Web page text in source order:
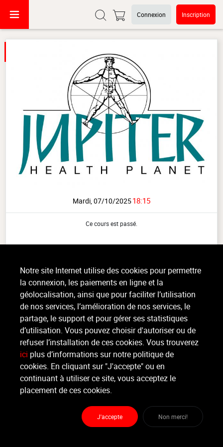
Connexion Inscription
Mardi, 07/10/202518:15
Ce cours est passé.
ABS & BOOTY(45min)
Musculaire, Tout niveau, intérieur
Wil je werken aan dat strakker figuur? Kom maar even kijken en probeer
onze Abs & Booty les waar we ons richten op het versterken van onze
bilspieren en core terwijl we het lichaam slank en (...)
Lire la suite
Organisateur
JUPITER HEALTH PLANET
Moniteur
Jupiter health planet
Notre site Internet utilise des cookies pour permettre
la connexion, les paiements en ligne et la
géolocalisation, ainsi que pour faciliter l’utilisation
de nos services, l’amélioration de nos services, le
partage, le support et pour gérer ses statistiques
d’utilisation. Vous pouvez choisir d'autoriser ou de
refuser l’installation de ces cookies. Vous trouverez
ici plus d’informations sur notre politique de
cookies. En cliquant sur "J'accepte" ou en
continuant à utiliser ce site, vous acceptez le
placement de ces cookies.
J'accepte Non merci!